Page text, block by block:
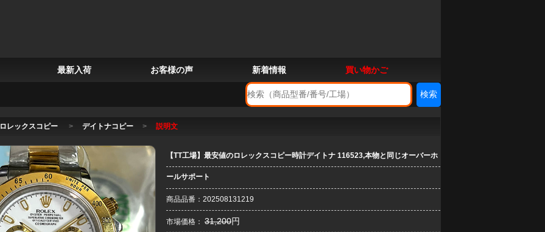
最新入荷 お客様の声 新着情報 買い物かご
ロレックスコピー > デイトナコピー > 説明文
【TT工場】最安値のロレックスコピー時計デイトナ 116523,本物と同じオーバーホ
ールサポート
商品品番：202508131219
市場価格： 31,200円